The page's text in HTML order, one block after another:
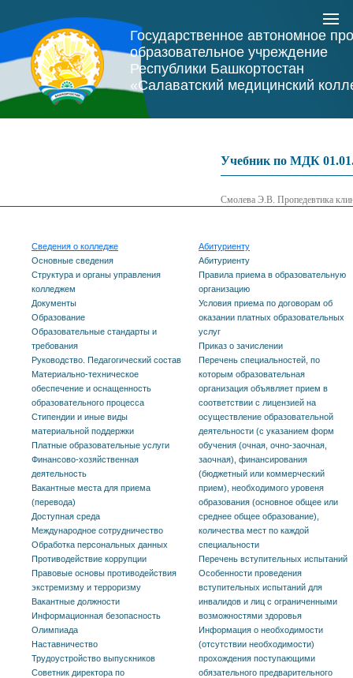
Государственное автономное
образовательное учреждение
Республики Башкортостан
«Салаватский медицинский
Учебник по МДК
Смолева Э.В. Пропедевтика
Сведения о колледже
Основные сведения
Структура и органы управления
колледжем
Документы
Образование
Образовательные стандарты и
требования
Руководство. Педагогический состав
Материально-техническое
обеспечение и оснащенность
образовательного процесса
Стипендии и иные виды
материальной поддержки
Платные образовательные услуги
Финансово-хозяйственная
деятельность
Вакантные места для приема
(перевода)
Доступная среда
Международное сотрудничество
Обработка персональных данных
Противодействие коррупции
Правовые основы противодействия
экстремизму и терроризму
Вакантные должности
Информационная безопасность
Олимпиада
Наставничество
Трудоустройство выпускников
Советник директора по
Абитуриенту
Абитуриенту
Правила приема в образовательную
организацию
Условия приема по договорам об
оказании платных образовательных
услуг
Приказ о зачислении
Перечень специальностей, по
которым образовательная
организация объявляет прием в
соответствии с лицензией на
осуществление образовательной
деятельности (с указанием форм
обучения (очная, очно-заочная,
заочная), финансирования
(бюджетный или коммерческий
прием), необходимого уровеня
образования (основное общее или
среднее общее образование),
количества мест по каждой
специальности
Перечень вступительных испытаний
Особенности проведения
вступительных испытаний для
инвалидов и лиц с ограниченными
возможностями здоровья
Информация о необходимости
(отсутствии необходимости)
прохождения поступающими
обязательного предварительного